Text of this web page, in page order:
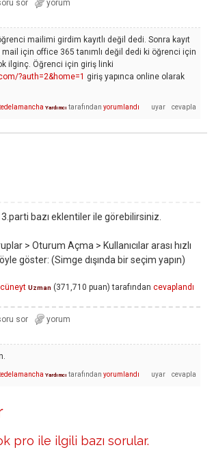
mailimi girdim kayıtlı değil dedi. Sonra kayıt
için office 365 tanımlı değil dedi ki öğrenci için
ilginç. Öğrenci için giriş linki
?auth=2&home=1 giriş yapınca online olarak
Yardımcı tarafından yorumlandı
3.parti bazı eklentiler ile görebilirsiniz.
> Oturum Açma > Kullanıcılar arası hızlı
göster: (Simge dışında bir seçim yapın)
cüneyt Uzman (371,710 puan) tarafından cevaplandı
Yardımcı tarafından yorumlandı
pro ile ilgili bazı sorular.